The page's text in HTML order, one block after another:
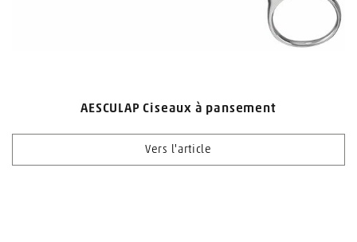
AESCULAP Ciseaux à pansement
Vers l'article